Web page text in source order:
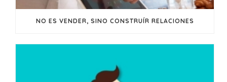
NO ES VENDER, SINO CONSTRUÍR RELACIONES